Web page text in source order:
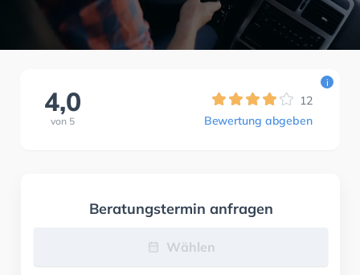
4,0
von 5
12
Bewertung abgeben
i
Beratungstermin anfragen
Wählen